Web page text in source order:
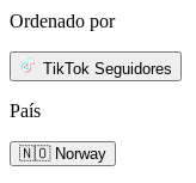
Ordenado por
TikTok Seguidores
País
🇳🇴 Norway